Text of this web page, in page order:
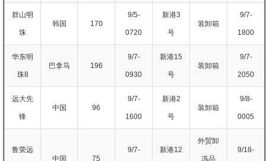
群山明
珠
韩国 170
9/5-
0720
新港3
号
装卸箱
9/7-
1800
华东明
珠8
巴拿马 196
9/7-
0930
新港15
号
装卸箱
9/7-
2050
远大先
锋
中国 96
9/7-
1600
新港2
号
装卸箱
9/8-
0005
鲁荣远
中国 75
9/7- 新港12
外贸卸
冻品
9/18-